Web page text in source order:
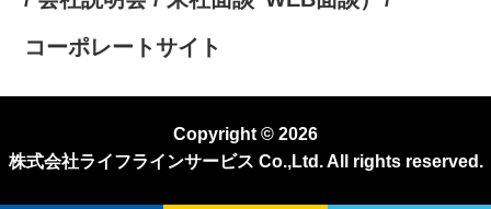
コーポレートサイト
Copyright © 2026
株式会社ライフラインサービス Co.,Ltd. All rights reserved.